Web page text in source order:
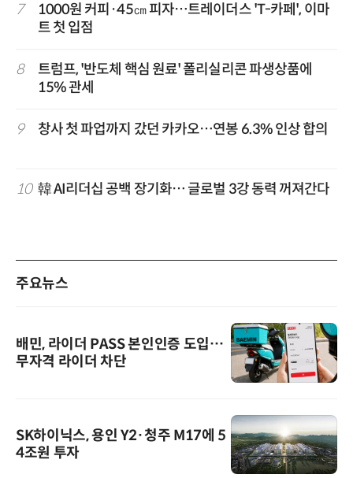
7
1000원 커피·45㎝ 피자…트레이더스 'T-카페', 이마
트 첫 입점
8
트럼프, '반도체 핵심 원료' 폴리실리콘 파생상품에
15% 관세
9 창사 첫 파업까지 갔던 카카오…연봉 6.3% 인상 합의
10 韓 AI리더십 공백 장기화… 글로벌 3강 동력 꺼져간다
주요뉴스
배민, 라이더 PASS 본인인증 도입…
무자격 라이더 차단
SK하이닉스, 용인 Y2·청주 M17에 5
4조원 투자